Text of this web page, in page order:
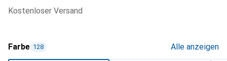
kostenloser Versand
Farbe 128 Alle anzeigen